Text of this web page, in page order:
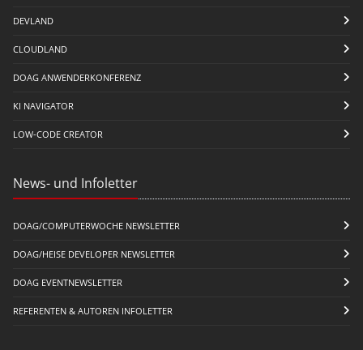
DEVLAND
CLOUDLAND
DOAG ANWENDERKONFERENZ
KI NAVIGATOR
LOW-CODE CREATOR
News- und Infoletter
DOAG/COMPUTERWOCHE NEWSLETTER
DOAG/HEISE DEVELOPER NEWSLETTER
DOAG EVENTNEWSLETTER
REFERENTEN & AUTOREN INFOLETTER